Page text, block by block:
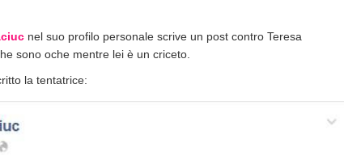
nel suo profilo personale scrive un post contro Teresa
sono oche mentre lei è un criceto.
la tentatrice: